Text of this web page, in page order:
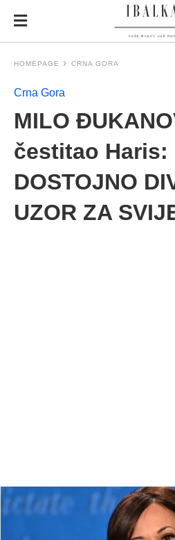
HOMEPAGE CRNA GORA
Crna Gora
MILO
čestitao Haris:
DOSTOJNO
UZOR ZA